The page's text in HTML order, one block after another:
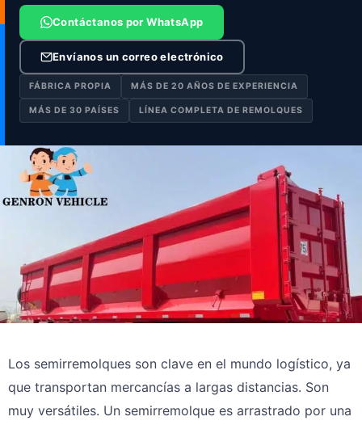
remolca […]
Contáctanos por WhatsApp
Envíanos un correo electrónico
FÁBRICA PROPIA MÁS DE 20 AÑOS DE EXPERIENCIA
MÁS DE 30 PAÍSES LÍNEA COMPLETA DE REMOLQUES
Los semirremolques son clave en el mundo logístico, ya
que transportan mercancías a largas distancias. Son
muy versátiles. Un semirremolque es arrastrado por una